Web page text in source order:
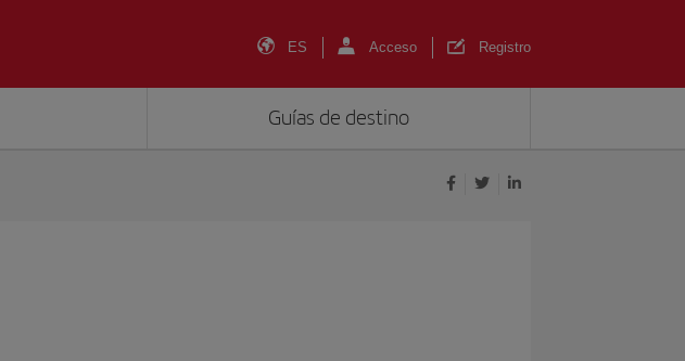
ES Acceso Registro
Guías de destino